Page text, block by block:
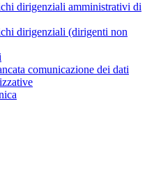
dirigenziali amministrativi di
dirigenziali (dirigenti non
comunicazione dei dati